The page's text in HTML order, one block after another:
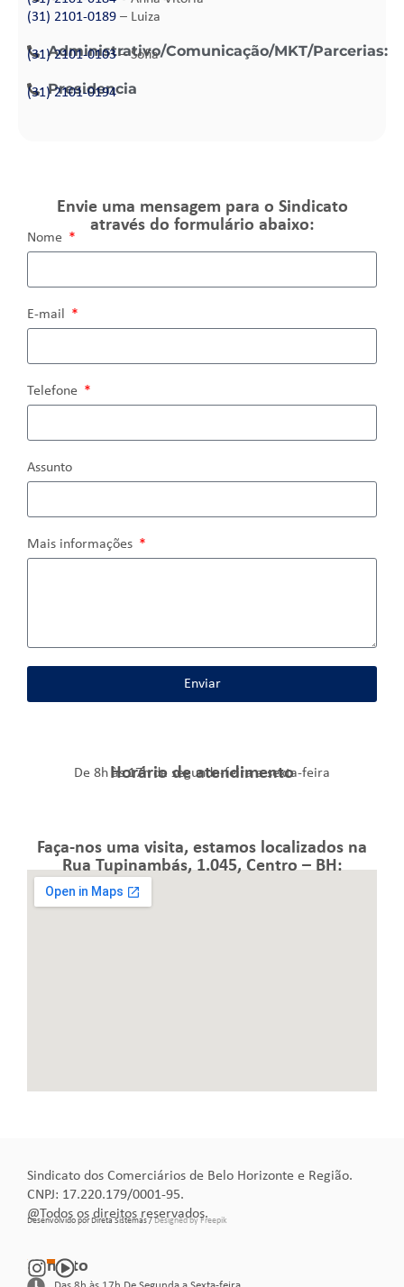
(31) 2101-0189 – Luiza
Administrativo/Comunicação/MKT/Parcerias:
(31) 2101-0103– Sofia
Presidencia
(31) 2101-0194
Envie uma mensagem para o Sindicato
através do formulário abaixo:
Nome
E-mail
Telefone
Assunto
Mais informações
Enviar
Horário de atendimento
De 8h às 17h de segunda-feira a sexta-feira
Faça-nos uma visita, estamos localizados na
Rua Tupinambás, 1.045, Centro – BH:
Sindicato dos Comerciários de Belo Horizonte e Região.
CNPJ: 17.220.179/0001-95.
@Todos os direitos reservados.
Desenvolvido por Direta Sistemas /Designed by Freepik
Contato